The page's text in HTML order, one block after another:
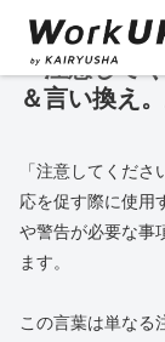
「注意して
＆言い換え
「注意してくだ
応を促す際に使用
や警告が必要な事
ます。
この言葉は単なる